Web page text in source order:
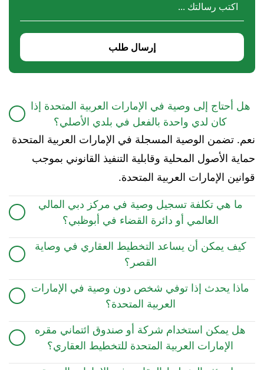
إرسال طلب
هل أحتاج إلى وصية في الإمارات العربية المتحدة إذا
كان لدي واحدة بالفعل في بلدي الأصلي؟
نعم. تضمن الوصية المسجلة في الإمارات العربية المتحدة
حماية الأصول المحلية وقابلية التنفيذ القانوني بموجب
قوانين الإمارات العربية المتحدة.
ما هي تكلفة تسجيل وصية في مركز دبي المالي
العالمي أو دائرة القضاء في أبوظبي؟
تختلف الرسوم. يمكن أن تتراوح تكلفة التسجيل في مركز
دبي المالي العالمي بين 5.000 و10.000 درهم إماراتي
كيف يمكن أن يساعد التخطيط العقاري في وصاية
القصر؟
يسمح التخطيط العقاري للوالدين بتعيين أوصياء لأطفالهم
قانونيًا من خلال بنود الوصية. في الإمارات العربية المتحدة،
توثيقها بموجب أنظمة معترف بها مثل مركز دبي المالي
العالمي أو دائرة القضاء في أبوظبي، مما يساعد على
ماذا يحدث إذا توفي شخص دون وصية في الإمارات
العربية المتحدة؟
في غياب وصية مسجلة، قد يتم توزيع تركة المتوفى وفقًا
للقانون الاتحادي لدولة الإمارات العربية المتحدة، بما في
هل يمكن استخدام شركة أو صندوق ائتماني مقره
الإمارات العربية المتحدة للتخطيط العقاري؟
نعم. يمكن أن يؤدي هيكلة الأصول تحتشركات قابضة أو